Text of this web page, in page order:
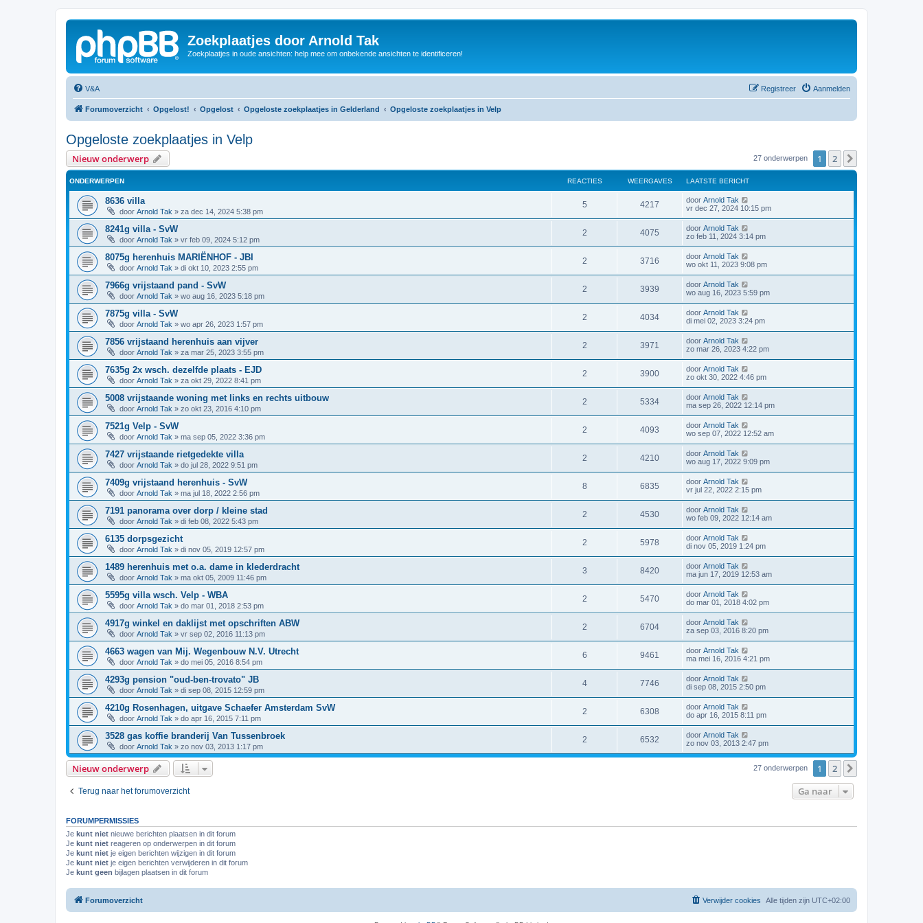
Zoekplaatjes door Arnold Tak
Zoekplaatjes in oude ansichten: help mee om onbekende ansichten te identificeren!
V&A Aanmelden
Registreer
Forumoverzicht Opgelost! Opgelost Opgeloste zoekplaatjes in Gelderland Opgeloste zoekplaatjes in Velp
Opgeloste zoekplaatjes in Velp
Nieuw onderwerp 27 onderwerpen 1 2
ONDERWERPEN REACTIES WEERGAVES LAATSTE BERICHT
8636 villa
door Arnold Tak » za dec 14, 2024 5:38 pm
5 4217 door Arnold Tak
vr dec 27, 2024 10:15 pm
8241g villa - SvW
door Arnold Tak » vr feb 09, 2024 5:12 pm
2 4075 door Arnold Tak
zo feb 11, 2024 3:14 pm
8075g herenhuis MARIËNHOF - JBI
door Arnold Tak » di okt 10, 2023 2:55 pm
2 3716 door Arnold Tak
wo okt 11, 2023 9:08 pm
7966g vrijstaand pand - SvW
door Arnold Tak » wo aug 16, 2023 5:18 pm
2 3939 door Arnold Tak
wo aug 16, 2023 5:59 pm
7875g villa - SvW
door Arnold Tak » wo apr 26, 2023 1:57 pm
2 4034 door Arnold Tak
di mei 02, 2023 3:24 pm
7856 vrijstaand herenhuis aan vijver
door Arnold Tak » za mar 25, 2023 3:55 pm
2 3971 door Arnold Tak
zo mar 26, 2023 4:22 pm
7635g 2x wsch. dezelfde plaats - EJD
door Arnold Tak » za okt 29, 2022 8:41 pm
2 3900 door Arnold Tak
zo okt 30, 2022 4:46 pm
5008 vrijstaande woning met links en rechts uitbouw
door Arnold Tak » zo okt 23, 2016 4:10 pm
2 5334 door Arnold Tak
ma sep 26, 2022 12:14 pm
7521g Velp - SvW
door Arnold Tak » ma sep 05, 2022 3:36 pm
2 4093 door Arnold Tak
wo sep 07, 2022 12:52 am
7427 vrijstaande rietgedekte villa
door Arnold Tak » do jul 28, 2022 9:51 pm
2 4210 door Arnold Tak
wo aug 17, 2022 9:09 pm
7409g vrijstaand herenhuis - SvW
door Arnold Tak » ma jul 18, 2022 2:56 pm
8 6835 door Arnold Tak
vr jul 22, 2022 2:15 pm
7191 panorama over dorp / kleine stad
door Arnold Tak » di feb 08, 2022 5:43 pm
2 4530 door Arnold Tak
wo feb 09, 2022 12:14 am
6135 dorpsgezicht
door Arnold Tak » di nov 05, 2019 12:57 pm
2 5978 door Arnold Tak
di nov 05, 2019 1:24 pm
1489 herenhuis met o.a. dame in klederdracht
door Arnold Tak » ma okt 05, 2009 11:46 pm
3 8420 door Arnold Tak
ma jun 17, 2019 12:53 am
5595g villa wsch. Velp - WBA
door Arnold Tak » do mar 01, 2018 2:53 pm
2 5470 door Arnold Tak
do mar 01, 2018 4:02 pm
4917g winkel en daklijst met opschriften ABW
door Arnold Tak » vr sep 02, 2016 11:13 pm
2 6704 door Arnold Tak
za sep 03, 2016 8:20 pm
4663 wagen van Mij. Wegenbouw N.V. Utrecht
door Arnold Tak » do mei 05, 2016 8:54 pm
6 9461 door Arnold Tak
ma mei 16, 2016 4:21 pm
4293g pension "oud-ben-trovato" JB
door Arnold Tak » di sep 08, 2015 12:59 pm
4 7746 door Arnold Tak
di sep 08, 2015 2:50 pm
4210g Rosenhagen, uitgave Schaefer Amsterdam SvW
door Arnold Tak » do apr 16, 2015 7:11 pm
2 6308 door Arnold Tak
do apr 16, 2015 8:11 pm
3528 gas koffie branderij Van Tussenbroek
door Arnold Tak » zo nov 03, 2013 1:17 pm
2 6532 door Arnold Tak
zo nov 03, 2013 2:47 pm
Nieuw onderwerp 27 onderwerpen 1 2
Terug naar het forumoverzicht Ga naar
FORUMPERMISSIES
Je kunt niet nieuwe berichten plaatsen in dit forum
Je kunt niet reageren op onderwerpen in dit forum
Je kunt niet je eigen berichten wijzigen in dit forum
Je kunt niet je eigen berichten verwijderen in dit forum
Je kunt geen bijlagen plaatsen in dit forum
Forumoverzicht Alle tijden zijn UTC+02:00
Verwijder cookies